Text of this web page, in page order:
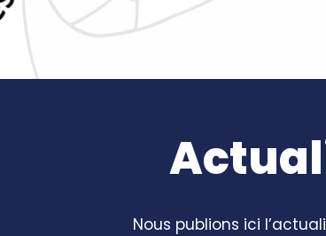
Nous publions ici